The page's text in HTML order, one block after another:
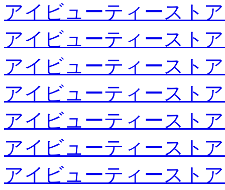
アイビューティースト
アイビューティースト
アイビューティースト
アイビューティースト
アイビューティースト
アイビューティースト
アイビューティースト